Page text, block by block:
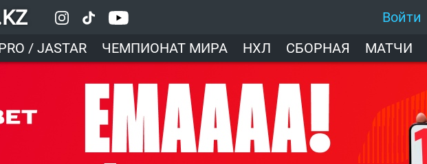
Войти
/ JASTAR ЧЕМПИОНАТ МИРА НХЛ СБОРНАЯ МАТЧИ